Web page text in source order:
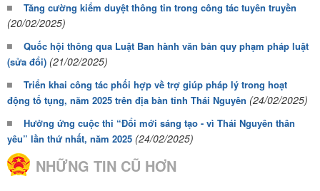
Tăng cường kiểm duyệt thông tin trong công tác tuyên truyền
(20/02/2025)
Quốc hội thông qua Luật Ban hành văn bản quy phạm pháp luật
(sửa đổi) (21/02/2025)
Triển khai công tác phối hợp về trợ giúp pháp lý trong hoạt
động tố tụng, năm 2025 trên địa bàn tỉnh Thái Nguyên (24/02/2025)
Hưởng ứng cuộc thi “Đổi mới sáng tạo - vì Thái Nguyên thân
yêu” lần thứ nhất, năm 2025 (24/02/2025)
NHỮNG TIN CŨ HƠN